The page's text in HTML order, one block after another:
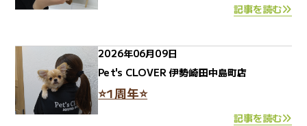
記事を読む
2026年06月09日
Pet's CLOVER 伊勢崎田中島町店
⭐1周年⭐
記事を読む